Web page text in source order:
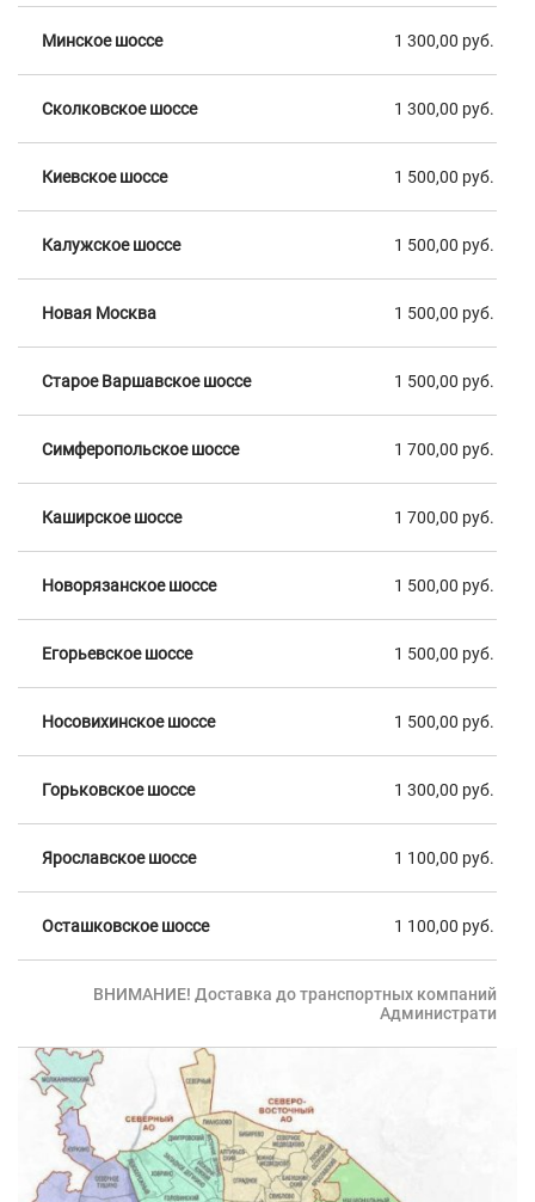
Минское шоссе 1 300,00 руб.
Сколковское шоссе 1 300,00 руб.
Киевское шоссе 1 500,00 руб.
Калужское шоссе 1 500,00 руб.
Новая Москва 1 500,00 руб.
Старое Варшавское шоссе 1 500,00 руб.
Симферопольское шоссе 1 700,00 руб.
Каширское шоссе 1 700,00 руб.
Новорязанское шоссе 1 500,00 руб.
Егорьевское шоссе 1 500,00 руб.
Носовихинское шоссе 1 500,00 руб.
Горьковское шоссе 1 300,00 руб.
Ярославское шоссе 1 100,00 руб.
Осташковское шоссе 1 100,00 руб.
ВНИМАНИЕ! Доставка до транспортных компаний,